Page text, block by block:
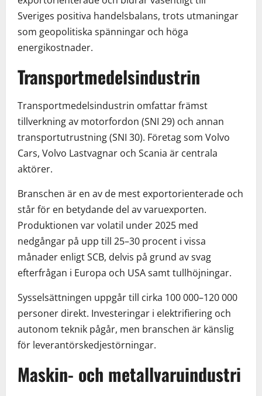
Sveriges positiva handelsbalans, trots utmaningar
som geopolitiska spänningar och höga
energikostnader.
Transportmedelsindustrin
Transportmedelsindustrin omfattar främst
tillverkning av motorfordon (SNI 29) och annan
transportutrustning (SNI 30). Företag som Volvo
Cars, Volvo Lastvagnar och Scania är centrala
aktörer.
Branschen är en av de mest exportorienterade och
står för en betydande del av varuexporten.
Produktionen var volatil under 2025 med
nedgångar på upp till 25–30 procent i vissa
månader enligt SCB, delvis på grund av svag
efterfrågan i Europa och USA samt tullhöjningar.
Sysselsättningen uppgår till cirka 100 000–120 000
personer direkt. Investeringar i elektrifiering och
autonom teknik pågår, men branschen är känslig
för leverantörskedjestörningar.
Maskin- och metallvaruindustri